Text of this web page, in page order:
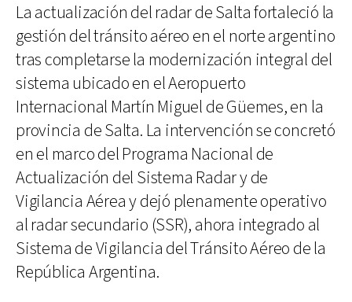
La actualización del radar de Salta fortaleció la
gestión del tránsito aéreo en el norte argentino
tras completarse la modernización integral del
sistema ubicado en el Aeropuerto
Internacional Martín Miguel de Güemes, en la
provincia de Salta. La intervención se concretó
en el marco del Programa Nacional de
Actualización del Sistema Radar y de
Vigilancia Aérea y dejó plenamente operativo
al radar secundario (SSR), ahora integrado al
Sistema de Vigilancia del Tránsito Aéreo de la
República Argentina.